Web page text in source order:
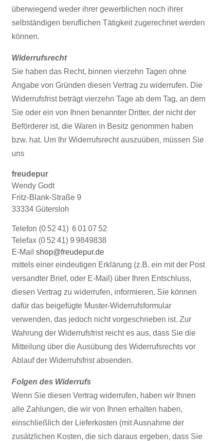
überwiegend weder ihrer gewerblichen noch ihrer
selbständigen beruflichen Tätigkeit zugerechnet werden
können.
Widerrufsrecht
Sie haben das Recht, binnen vierzehn Tagen ohne
Angabe von Gründen diesen Vertrag zu widerrufen. Die
Widerrufsfrist beträgt vierzehn Tage ab dem Tag, an dem
Sie oder ein von Ihnen benannter Dritter, der nicht der
Beförderer ist, die Waren in Besitz genommen haben
bzw. hat. Um Ihr Widerrufsrecht auszuüben, müssen Sie
uns
freudepur
Wendy Godt
Fritz-Blank-Straße 9
33334 Gütersloh
Telefon (0 52 41) 6 01 07 52
Telefax (0 52 41) 9 9849838
E-Mail shop@freudepur.de
mittels einer eindeutigen Erklärung (z.B. ein mit der Post
versandter Brief, oder E-Mail) über Ihren Entschluss,
diesen Vertrag zu widerrufen, informieren. Sie können
dafür das beigefügte Muster-Widerrufsformular
verwenden, das jedoch nicht vorgeschrieben ist. Zur
Wahrung der Widerrufsfrist reicht es aus, dass Sie die
Mitteilung über die Ausübung des Widerrufsrechts vor
Ablauf der Widerrufsfrist absenden.
Folgen des Widerrufs
Wenn Sie diesen Vertrag widerrufen, haben wir Ihnen
alle Zahlungen, die wir von Ihnen erhalten haben,
einschließlich der Lieferkosten (mit Ausnahme der
zusätzlichen Kosten, die sich daraus ergeben, dass Sie